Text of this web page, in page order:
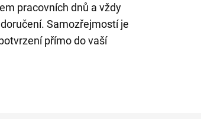
pracovních dnů a vždy
Samozřejmostí je
přímo do vaší